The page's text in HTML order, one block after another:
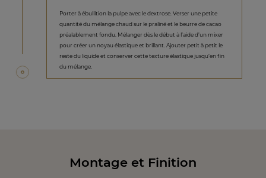
Porter à ébullition la pulpe avec le dextrose. Verser une petite
quantité du mélange chaud sur le praliné et le beurre de cacao
préalablement fondu. Mélanger dès le début à l’aide d’un mixer
pour créer un noyau élastique et brillant. Ajouter petit à petit le
reste du liquide et conserver cette texture élastique jusqu’en fin
du mélange.
Montage et Finition